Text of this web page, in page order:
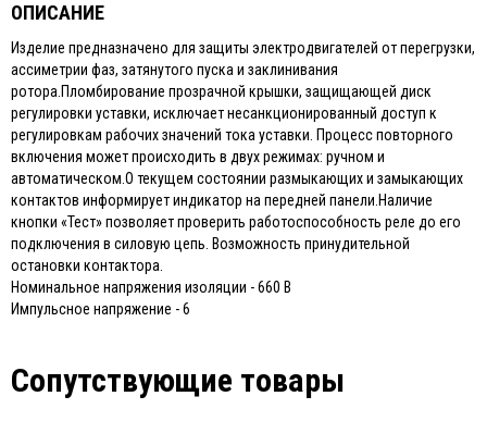
ОПИСАНИЕ
Изделие предназначено для защиты электродвигателей от перегрузки,
ассиметрии фаз, затянутого пуска и заклинивания
ротора.Пломбирование прозрачной крышки, защищающей диск
регулировки уставки, исключает несанкционированный доступ к
регулировкам рабочих значений тока уставки. Процесс повторного
включения может происходить в двух режимах: ручном и
автоматическом.О текущем состоянии размыкающих и замыкающих
контактов информирует индикатор на передней панели.Наличие
кнопки «Тест» позволяет проверить работоспособность реле до его
подключения в силовую цепь. Возможность принудительной
остановки контактора.
Номинальное напряжения изоляции - 660 В
Импульсное напряжение - 6
Сопутствующие товары